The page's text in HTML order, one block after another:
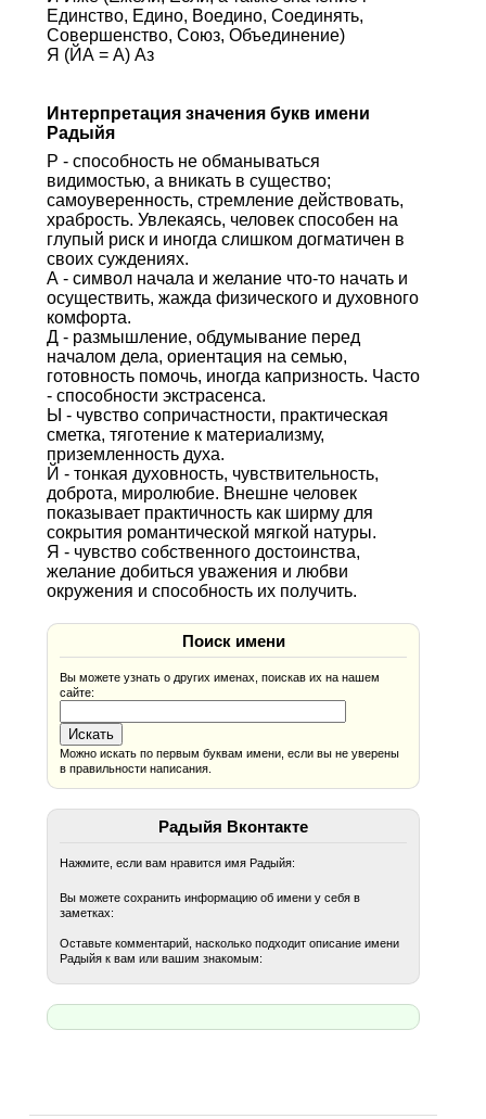
Единство, Едино, Воедино, Соединять,
Совершенство, Союз, Объединение)
Я (ЙА = А) Аз
Интерпретация значения букв имени
Радыйя
Р - способность не обманываться
видимостью, а вникать в существо;
самоуверенность, стремление действовать,
храбрость. Увлекаясь, человек способен на
глупый риск и иногда слишком догматичен в
своих суждениях.
А - символ начала и желание что-то начать и
осуществить, жажда физического и духовного
комфорта.
Д - размышление, обдумывание перед
началом дела, ориентация на семью,
готовность помочь, иногда капризность. Часто
- способности экстрасенса.
Ы - чувство сопричастности, практическая
сметка, тяготение к материализму,
приземленность духа.
Й - тонкая духовность, чувствительность,
доброта, миролюбие. Внешне человек
показывает практичность как ширму для
сокрытия романтической мягкой натуры.
Я - чувство собственного достоинства,
желание добиться уважения и любви
окружения и способность их получить.
Поиск имени
Вы можете узнать о других именах, поискав их на нашем
сайте:
Можно искать по первым буквам имени, если вы не уверены
в правильности написания.
Радыйя Вконтакте
Нажмите, если вам нравится имя Радыйя:
Вы можете сохранить информацию об имени у себя в
заметках:
Оставьте комментарий, насколько подходит описание имени
Радыйя к вам или вашим знакомым: